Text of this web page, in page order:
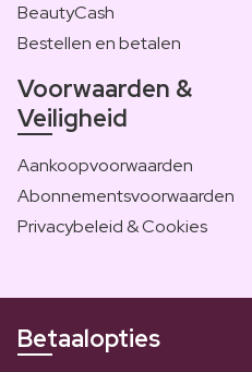
BeautyCash
Bestellen en betalen
Voorwaarden &
Veiligheid
Aankoopvoorwaarden
Abonnementsvoorwaarden
Privacybeleid & Cookies
Betaalopties